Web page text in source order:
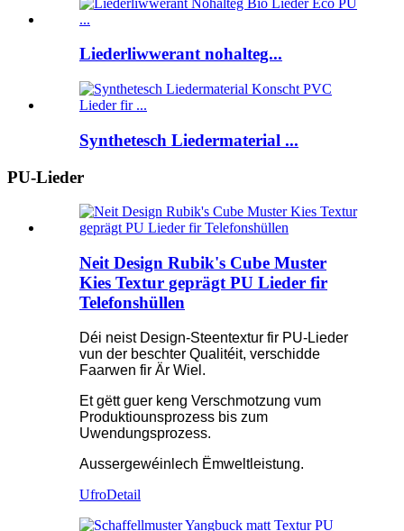
Liederliwwerant nohalteg...
Synthetesch Liedermaterial ...
PU-Lieder
Neit Design Rubik's Cube Muster
Kies Textur geprägt PU Lieder fir
Telefonshüllen
Déi neist Design-Steentextur fir PU-Lieder
vun der beschter Qualitéit, verschidde
Faarwen fir Är Wiel.
Et gëtt guer keng Verschmotzung vum
Produktiounsprozess bis zum
Uwendungsprozess.
Aussergewéinlech Ëmweltleistung.
UfroDetail